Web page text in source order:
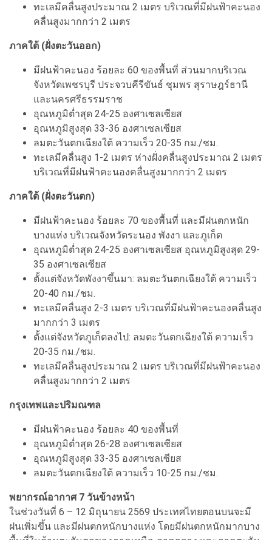
ทะเลมีคลื่นสูงประมาณ 2 เมตร บริเวณที่มีฝนฟ้าคะนอง
คลื่นสูงมากกว่า 2 เมตร
ภาคใต้ (ฝั่งตะวันออก)
มีฝนฟ้าคะนอง ร้อยละ 60 ของพื้นที่ ส่วนมากบริเวณ
จังหวัดเพชรบุรี ประจวบคีรีขันธ์ ชุมพร สุราษฎร์ธานี
และนครศรีธรรมราช
อุณหภูมิต่ำสุด 24-25 องศาเซลเซียส
อุณหภูมิสูงสุด 33-36 องศาเซลเซียส
ลมตะวันตกเฉียงใต้ ความเร็ว 20-35 กม./ชม.
ทะเลมีคลื่นสูง 1-2 เมตร ห่างฝั่งคลื่นสูงประมาณ 2 เมตร
บริเวณที่มีฝนฟ้าคะนองคลื่นสูงมากกว่า 2 เมตร
ภาคใต้ (ฝั่งตะวันตก)
มีฝนฟ้าคะนอง ร้อยละ 70 ของพื้นที่ และมีฝนตกหนัก
บางแห่ง บริเวณจังหวัดระนอง พังงา และภูเก็ต
อุณหภูมิต่ำสุด 24-25 องศาเซลเซียส อุณหภูมิสูงสุด 29-
35 องศาเซลเซียส
ตั้งแต่จังหวัดพังงาขึ้นมา: ลมตะวันตกเฉียงใต้ ความเร็ว
20-40 กม./ชม.
ทะเลมีคลื่นสูง 2-3 เมตร บริเวณที่มีฝนฟ้าคะนองคลื่นสูง
มากกว่า 3 เมตร
ตั้งแต่จังหวัดภูเก็ตลงไป: ลมตะวันตกเฉียงใต้ ความเร็ว
20-35 กม./ชม.
ทะเลมีคลื่นสูงประมาณ 2 เมตร บริเวณที่มีฝนฟ้าคะนอง
คลื่นสูงมากกว่า 2 เมตร
กรุงเทพและปริมณฑล
มีฝนฟ้าคะนอง ร้อยละ 40 ของพื้นที่
อุณหภูมิต่ำสุด 26-28 องศาเซลเซียส
อุณหภูมิสูงสุด 33-35 องศาเซลเซียส
ลมตะวันตกเฉียงใต้ ความเร็ว 10-25 กม./ชม.
พยากรณ์อากาศ 7 วันข้างหน้า
ในช่วงวันที่ 6 – 12 มิถุนายน 2569 ประเทศไทยตอนบนจะมี
ฝนเพิ่มขึ้น และมีฝนตกหนักบางแห่ง โดยมีฝนตกหนักมากบาง